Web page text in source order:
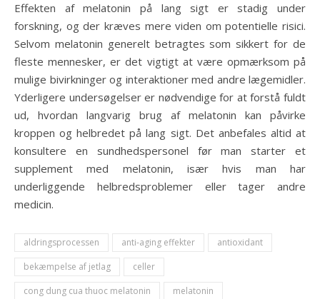
Effekten af melatonin på lang sigt er stadig under
forskning, og der kræves mere viden om potentielle risici.
Selvom melatonin generelt betragtes som sikkert for de
fleste mennesker, er det vigtigt at være opmærksom på
mulige bivirkninger og interaktioner med andre lægemidler.
Yderligere undersøgelser er nødvendige for at forstå fuldt
ud, hvordan langvarig brug af melatonin kan påvirke
kroppen og helbredet på lang sigt. Det anbefales altid at
konsultere en sundhedspersonel før man starter et
supplement med melatonin, især hvis man har
underliggende helbredsproblemer eller tager andre
medicin.
aldringsprocessen anti-aging effekter
antioxidant
bekæmpelse af jetlag
celler
cong dung cua thuoc melatonin
melatonin